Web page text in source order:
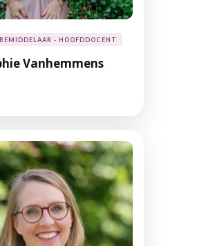
- HOOFDDOCENT
Vanhemmens